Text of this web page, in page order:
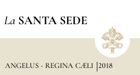
La SANTA SEDE
ANGELUS - REGINA CÆLI 2018